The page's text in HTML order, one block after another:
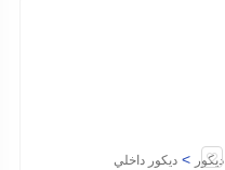
ديكور > ديكور داخلي